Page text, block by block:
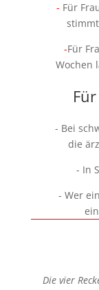
- Für
-Für
Wochen
- Bei
die
- In
- Wer
Die vier